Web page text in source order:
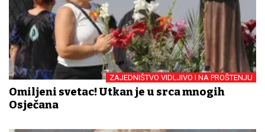
ZAJEDNIŠTVO VIDLJIVO I NA PROŠTENJU
Omiljeni svetac! Utkan je u srca mnogih
Osječana